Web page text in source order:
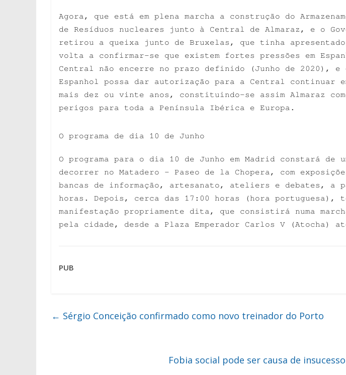
Agora, que está em plena marcha a construção do
de Resíduos nucleares junto à Central de Almaraz, e o
retirou a queixa junto de Bruxelas, que tinha
volta a confirmar-se que existem fortes pressões em
Central não encerre no prazo definido (Junho de 2020), e
Espanhol possa dar autorização para a Central continuar
mais dez ou vinte anos, constituindo-se assim Almaraz
perigos para toda a Península Ibérica e Europa.
O programa de dia 10 de Junho
O programa para o dia 10 de Junho em Madrid constará de
decorrer no Matadero – Paseo de la Chopera, com
bancas de informação, artesanato, ateliers e debates, a
horas. Depois, cerca das 17:00 horas (hora
manifestação propriamente dita, que consistirá numa
pela cidade, desde a Plaza Emperador Carlos V (Atocha)
PUB
← Sérgio Conceição confirmado como novo treinador do Porto
Fobia social pode ser causa de